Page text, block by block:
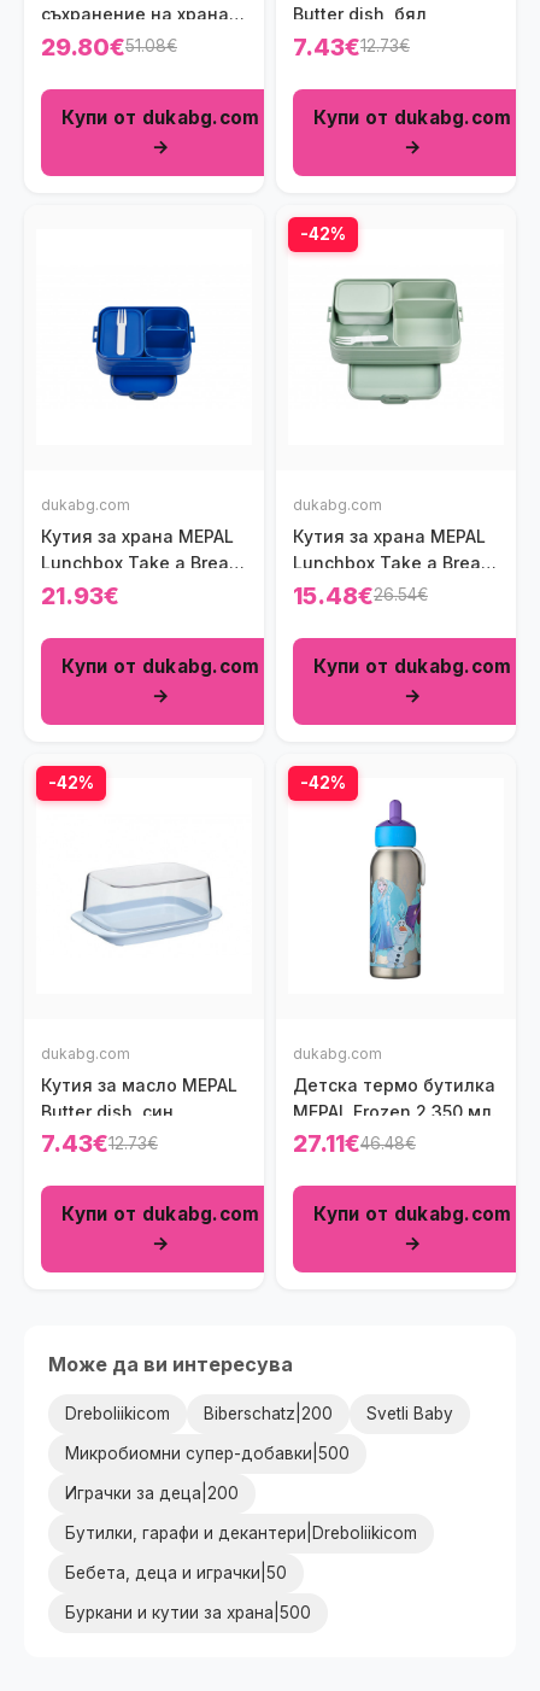
съхранение на храна
MEPAL CIRQULA
29.80€51.08€
Купи от dukabg.com
→
Butter dish, бял
7.43€12.73€
Купи от dukabg.com
→
dukabg.com
Кутия за храна MEPAL
Lunchbox Take a Break,
тъмносин
21.93€
Купи от dukabg.com
→
-42%
dukabg.com
Кутия за храна MEPAL
Lunchbox Take a Break,
северно зелено
15.48€26.54€
Купи от dukabg.com
→
-42%
dukabg.com
Кутия за масло MEPAL
Butter dish, син
7.43€12.73€
Купи от dukabg.com
→
-42%
dukabg.com
Детска термо бутилка
MEPAL Frozen 2 350 мл.
27.11€46.48€
Купи от dukabg.com
→
Може да ви интересува
Dreboliikicom Biberschatz|200 Svetli Baby
Микробиомни супер-добавки|500
Играчки за деца|200
Бутилки, гарафи и декантери|Dreboliikicom
Бебета, деца и играчки|50
Буркани и кутии за храна|500